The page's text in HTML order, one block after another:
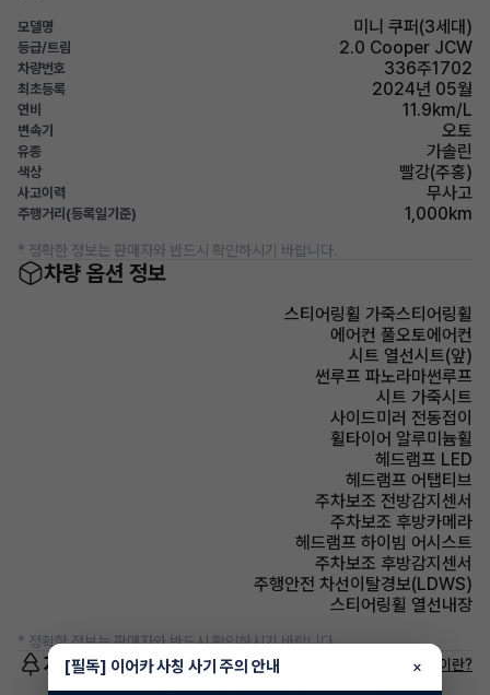
모델명 미니 쿠퍼(3세대)
등급/트림 2.0 Cooper JCW
차량번호 336주1702
최초등록 2024년 05월
연비 11.9km/L
변속기 오토
유종 가솔린
색상 빨강(주홍)
사고이력 무사고
주행거리(등록일기준) 1,000km
* 정확한 정보는 판매자와 반드시 확인하시기 바랍니다.
차량 옵션 정보
스티어링휠 가죽스티어링휠
에어컨 풀오토에어컨
시트 열선시트(앞)
썬루프 파노라마썬루프
시트 가죽시트
사이드미러 전동접이
휠타이어 알루미늄휠
헤드램프 LED
헤드램프 어탭티브
주차보조 전방감지센서
주차보조 후방카메라
헤드램프 하이빔 어시스트
주차보조 후방감지센서
주행안전 차선이탈경보(LDWS)
스티어링휠 열선내장
* 정확한 정보는 판매자와 반드시 확인하시기 바랍니다.
저공해차량 정보 저공해차량이란?
[필독] 이어카 사칭 사기 주의 안내 ×